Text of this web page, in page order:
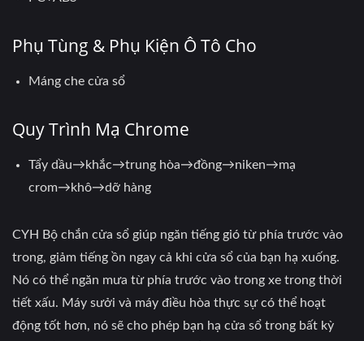
Phụ Tùng & Phụ Kiện Ô Tô Cho
Máng che cửa sổ
Quy Trình Mạ Chrome
Tẩy dầu→khắc→trung hòa→đồng→niken→mạ
crom→khô→dỡ hàng
CYH Bộ chắn cửa sổ giúp ngăn tiếng gió từ phía trước vào
trong, giảm tiếng ồn ngay cả khi cửa sổ của bạn hạ xuống.
Nó có thể ngăn mưa từ phía trước vào trong xe trong thời
tiết xấu. Máy sưởi và máy điều hòa thực sự có thể hoạt
động tốt hơn, nó sẽ cho phép bạn hạ cửa sổ trong bất kỳ